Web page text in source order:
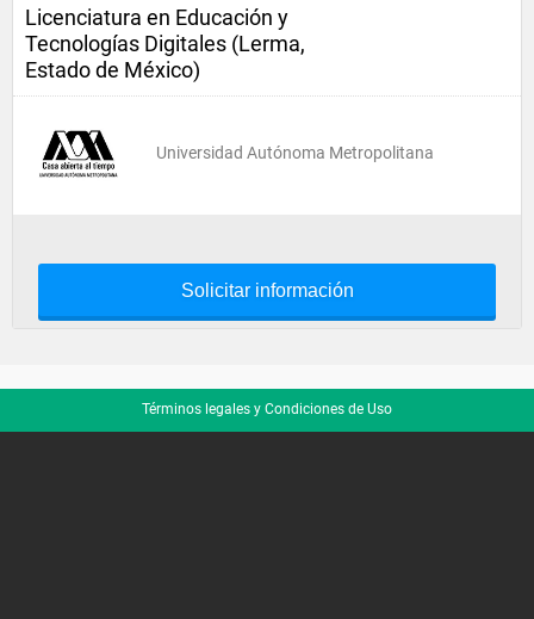
Licenciatura en Educación y
Tecnologías Digitales (Lerma,
Estado de México)
Universidad Autónoma Metropolitana
Solicitar información
Términos legales y Condiciones de Uso